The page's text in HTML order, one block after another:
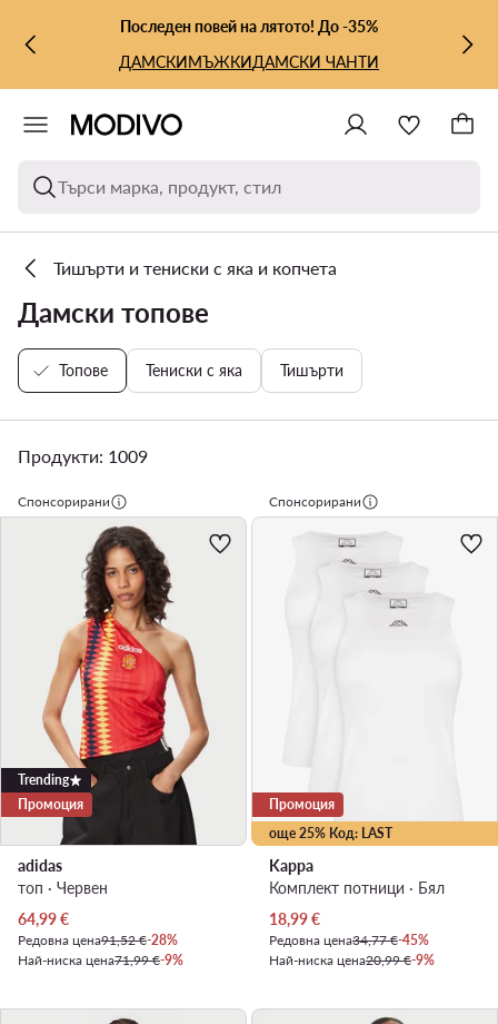
КЪМ ОСНОВНОТО СЪДЪРЖАНИЕ
КЪМ ТЪРСЕНЕПоследен повей на лятото! До -35%
ДАМСКИМЪЖКИДАМСКИ ЧАНТИ
Търси марка, продукт, стил
Тишърти и тениски с яка и копчета
Дамски топове
Топове Тениски с яка Тишърти
Продукти: 1009
Спонсорирани
Trending
Промоция
adidas
топ · Червен
Актуална цена
64,99€
Редовна цена91,52 €-28%
Най-ниска цена71,99 €-9%
Спонсорирани
още 25% Код: LAST
Промоция
Kappa
Комплект потници · Бял
Актуална цена
18,99€
Редовна цена34,77 €-45%
Най-ниска цена20,99 €-9%